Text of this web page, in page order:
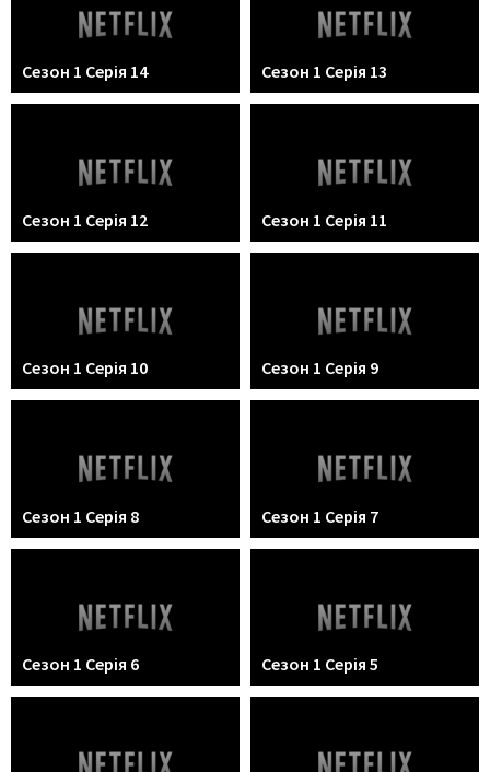
Сезон 1 Серія 14 Сезон 1 Серія 13
Сезон 1 Серія 12 Сезон 1 Серія 11
Сезон 1 Серія 10 Сезон 1 Серія 9
Сезон 1 Серія 8 Сезон 1 Серія 7
Сезон 1 Серія 6 Сезон 1 Серія 5